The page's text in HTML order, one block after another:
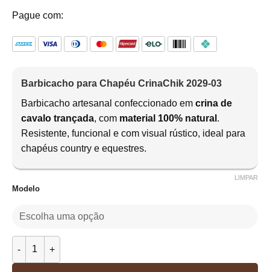
Pague com:
Barbicacho para Chapéu CrinaChik 2029-03
Barbicacho artesanal confeccionado em crina de
cavalo trançada, com material 100% natural .
Resistente, funcional e com visual rústico, ideal para
chapéus country e equestres.
Modelo
LIMPAR